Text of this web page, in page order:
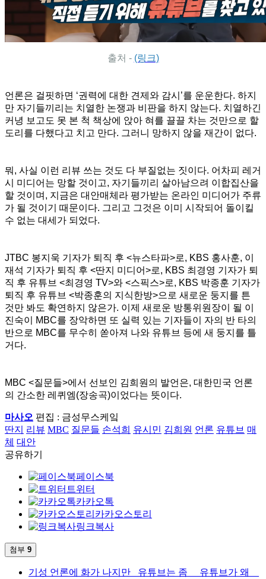
출처 - (링크)
언론은 걸핏하면 ‘권력에 대한 견제와 감시’를 운운한다. 하지
만 자기들끼리는 치열한 논쟁과 비판을 하지 않는다. 치열하긴
커녕 보고도 못 본 척 책상에 앉아 혀를 끌끌 차는 것만으로 할
도리를 다했다고 치고 만다. 그러니 망하지 않을 재간이 없다.
뭐, 사실 이런 리뷰 쓰는 것도 다 부질없는 짓이다. 어차피 레거
시 미디어는 망할 것이고, 자기들끼리 살아남으려 이합집산을
할 것이며, 지금은 대안매체라 평가받는 온라인 미디어가 주류
가 될 것이기 때문이다. 그리고 그것은 이미 시작되어 돌이킬
수 없는 대세가 되었다.
JTBC 봉지욱 기자가 퇴직 후 <뉴스타파>로, KBS 홍사훈, 이
재석 기자가 퇴직 후 <딴지 미디어>로, KBS 최경영 기자가 퇴
직 후 유튜브 <최경영 TV>와 <스픽스>로, KBS 박종훈 기자가
퇴직 후 유튜브 <박종훈의 지식한방>으로 새로운 둥지를 튼
것만 봐도 확연하지 않은가. 이제 새로운 방통위원장이 될 이
진숙이 MBC를 장악하면 또 실력 있는 기자들이 자의 반 타의
반으로 MBC를 무수히 쏟아져 나와 유튜브 등에 새 둥지를 틀
거다.
MBC <질문들>에서 선보인 김희원의 발언은, 대한민국 언론
의 간소한 레퀴엠(장송곡)이었다는 뜻이다.
마사오 편집 : 금성무스케잌
딴지
리뷰 MBC 질문들 손석희 유시민 김희원 언론 유튜브 매
체 대안
공유하기
페이스북
트위터
카카오톡
카카오스토리
링크복사
첨부 9
기성 언론에 화가 나지만 _유튜브는 좀_ _유튜브가 왜__